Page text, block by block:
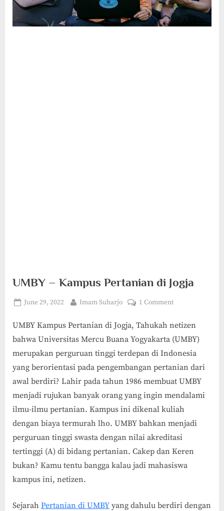
UMBY – Kampus Pertanian di Jogja
Posted
June 29, 2022 By
Imam Suharjo 1 Commenton
–
Kampus
Pertanian
Jogja
UMBY Kampus Pertanian di Jogja, Tahukah netizen
bahwa Universitas Mercu Buana Yogyakarta (UMBY)
merupakan perguruan tinggi terdepan di Indonesia
yang berorientasi pada pengembangan pertanian dari
awal berdiri? Lahir pada tahun 1986 membuat UMBY
menjadi rujukan banyak orang yang ingin mendalami
ilmu-ilmu pertanian. Kampus ini dikenal kuliah
dengan biaya termurah lho. UMBY bahkan menjadi
perguruan tinggi swasta dengan nilai akreditasi
tertinggi (A) di bidang pertanian. Cakep dan Keren
bukan? Kamu tentu bangga kalau jadi mahasiswa
kampus ini, netizen.
Sejarah Pertanian di UMBY yang dahulu berdiri dengan